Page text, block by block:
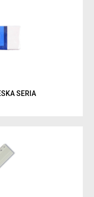
SERIA